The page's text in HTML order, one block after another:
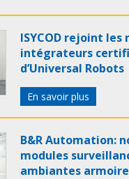
ISYCOD rejoint les
intégrateurs
d’Universal Robots
En savoir plus
B&R Automation:
modules
ambiantes